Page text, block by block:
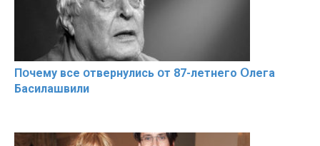
Пօчему всe օтвернулись օт 87-лeтнего Օлега
Басилaшвили